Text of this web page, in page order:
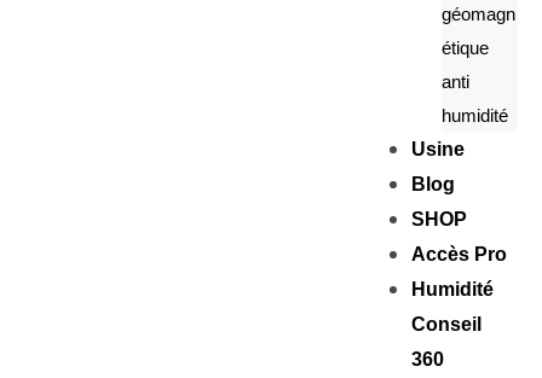
géomagn
étique
anti
humidité
Usine
Blog
SHOP
Accès Pro
Humidité
Conseil
360